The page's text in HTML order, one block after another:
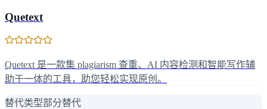
Quetext
Quetext 是一款集 plagiarism 查重、AI 内容检测和智能写作辅
助于一体的工具，助您轻松实现原创。
替代类型部分替代